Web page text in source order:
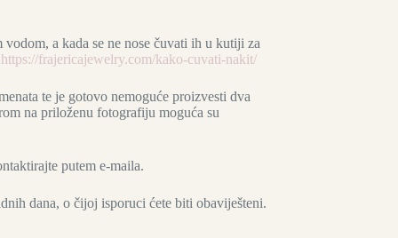
a kada se ne nose čuvati ih u kutiji za
https://frajericajewelry.com/kako-cuvati-nakit/
te je gotovo nemoguće proizvesti dva
na priloženu fotografiju moguća su
putem e-maila.
dana, o čijoj isporuci ćete biti obaviješteni.